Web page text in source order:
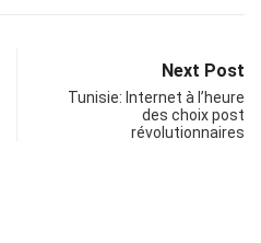
Next Post
Tunisie: Internet à l’heure
des choix post
révolutionnaires